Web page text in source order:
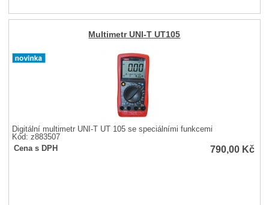
Multimetr UNI-T UT105
Digitální multimetr UNI-T UT 105 se speciálními funkcemi
Kód: z883507
Cena s DPH
790,00 Kč